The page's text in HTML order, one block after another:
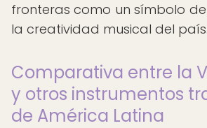
fronteras como un símbolo
la creatividad musical del país.
Comparativa entre la
y otros instrumentos
de América Latina